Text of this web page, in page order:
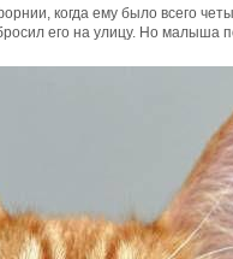
когда ему было всего
его на улицу. Но малыша